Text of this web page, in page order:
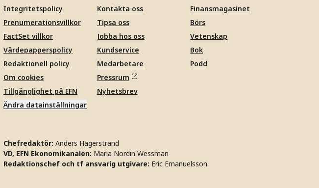
Integritetspolicy
Prenumerationsvillkor
FactSet villkor
Värdepapperspolicy
Redaktionell policy
Om cookies
Tillgänglighet på EFN
Ändra datainställningar
Kontakta oss
Tipsa oss
Jobba hos oss
Kundservice
Medarbetare
Pressrum
Nyhetsbrev
Finansmagasinet
Börs
Vetenskap
Bok
Podd
Chefredaktör: Anders Hägerstrand
VD, EFN Ekonomikanalen: Maria Nordin Wessman
Redaktionschef och tf ansvarig utgivare: Eric Emanuelsson